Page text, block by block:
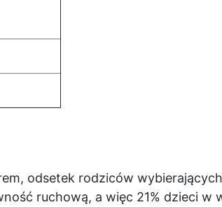
odsetek rodziców
ruchową, a więc 21% dzieci w